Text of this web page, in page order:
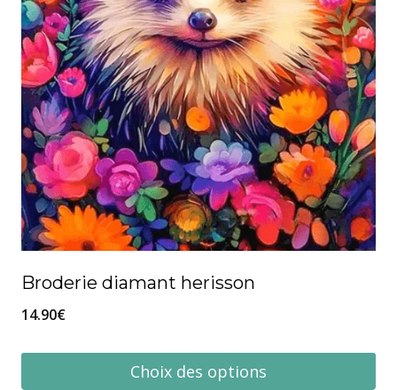
choisies
sur
la
page
du
produit
Broderie diamant herisson
14.90€
Choix des options